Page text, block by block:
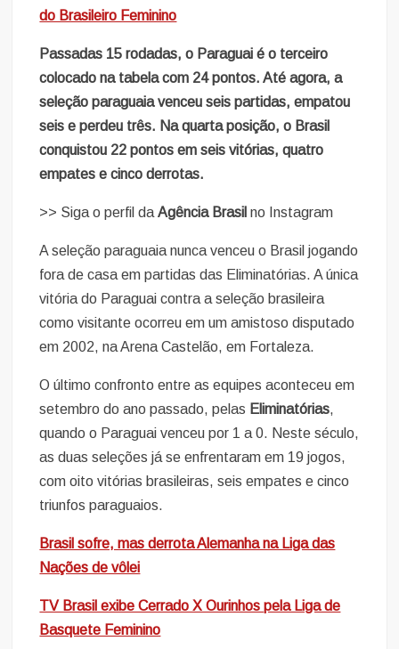
do Brasileiro Feminino
Passadas 15 rodadas, o Paraguai é o terceiro
colocado na tabela com 24 pontos. Até agora, a
seleção paraguaia venceu seis partidas, empatou
seis e perdeu três. Na quarta posição, o Brasil
conquistou 22 pontos em seis vitórias, quatro
empates e cinco derrotas.
>> Siga o perfil daAgência Brasilno Instagram
A seleção paraguaia nunca venceu o Brasil jogando
fora de casa em partidas das Eliminatórias. A única
vitória do Paraguai contra a seleção brasileira
como visitante ocorreu em um amistoso disputado
em 2002, na Arena Castelão, em Fortaleza.
O último confronto entre as equipes aconteceu em
setembro do ano passado, pelas Eliminatórias,
quando o Paraguai venceu por 1 a 0. Neste século,
as duas seleções já se enfrentaram em 19 jogos,
com oito vitórias brasileiras, seis empates e cinco
triunfos paraguaios.
Brasil sofre, mas derrota Alemanha na Liga das
Nações de vôlei
TV Brasil exibe Cerrado X Ourinhos pela Liga de
Basquete Feminino